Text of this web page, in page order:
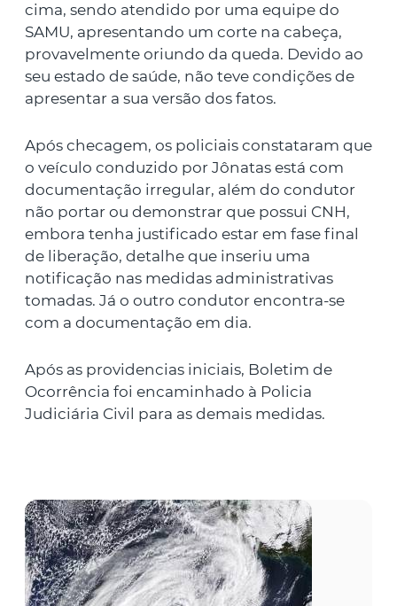
cima, sendo atendido por uma equipe do
SAMU, apresentando um corte na cabeça,
provavelmente oriundo da queda. Devido ao
seu estado de saúde, não teve condições de
apresentar a sua versão dos fatos.
Após checagem, os policiais constataram que
o veículo conduzido por Jônatas está com
documentação irregular, além do condutor
não portar ou demonstrar que possui CNH,
embora tenha justificado estar em fase final
de liberação, detalhe que inseriu uma
notificação nas medidas administrativas
tomadas. Já o outro condutor encontra-se
com a documentação em dia.
Após as providencias iniciais, Boletim de
Ocorrência foi encaminhado à Policia
Judiciária Civil para as demais medidas.